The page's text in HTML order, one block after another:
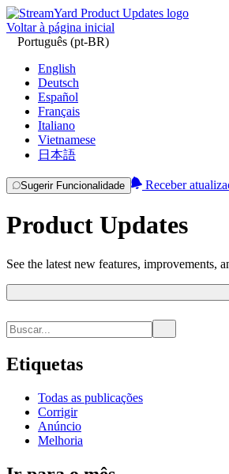
Voltar à página inicial
Português (pt-BR)
English
Deutsch
Español
Français
Italiano
Vietnamese
日本語
Sugerir Funcionalidade Receber
Product Updates
See the latest new features, improvements,
Etiquetas
Todas as publicações
Corrigir
Anúncio
Melhoria